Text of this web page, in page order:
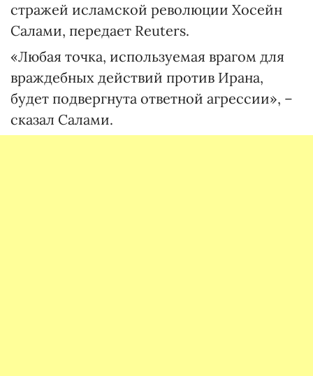
стражей исламской революции Хосейн
Салами, передает Reuters.
«Любая точка, используемая врагом для
враждебных действий против Ирана,
будет подвергнута ответной агрессии», –
сказал Салами.